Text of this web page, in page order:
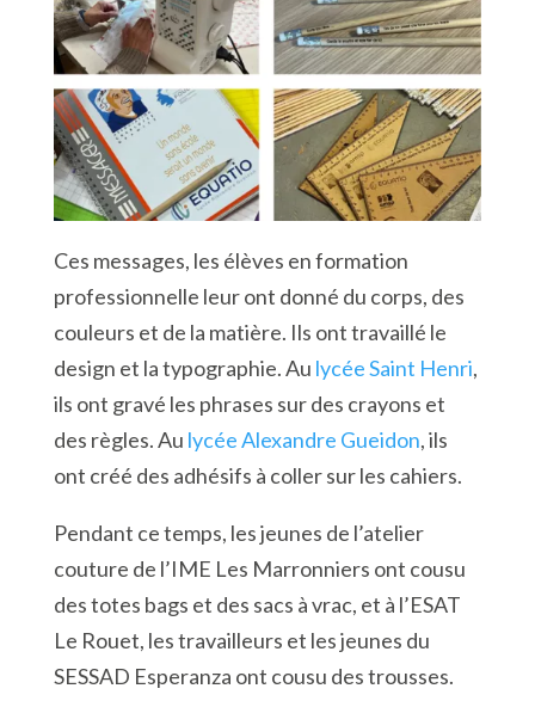
Ces messages, les élèves en formation
professionnelle leur ont donné du corps, des
couleurs et de la matière. Ils ont travaillé le
design et la typographie. Au lycée Saint Henri,
ils ont gravé les phrases sur des crayons et
des règles. Au lycée Alexandre Gueidon, ils
ont créé des adhésifs à coller sur les cahiers.
Pendant ce temps, les jeunes de l’atelier
couture de l’IME Les Marronniers ont cousu
des totes bags et des sacs à vrac, et à l’ESAT
Le Rouet, les travailleurs et les jeunes du
SESSAD Esperanza ont cousu des trousses.